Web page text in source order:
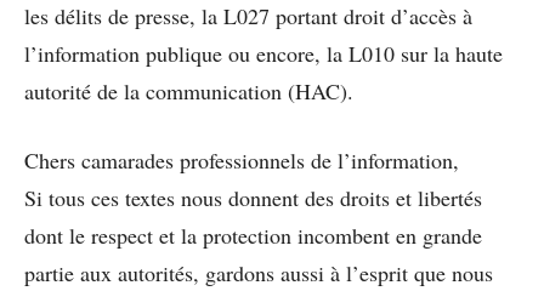
les délits de presse, la L027 portant droit d’accès à
l’information publique ou encore, la L010 sur la haute
autorité de la communication (HAC).
Chers camarades professionnels de l’information,
Si tous ces textes nous donnent des droits et libertés
dont le respect et la protection incombent en grande
partie aux autorités, gardons aussi à l’esprit que nous